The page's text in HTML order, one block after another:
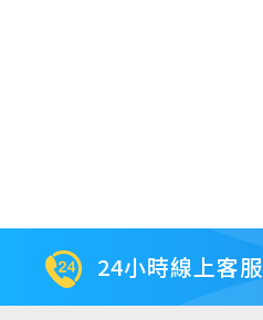
24小時線上客服